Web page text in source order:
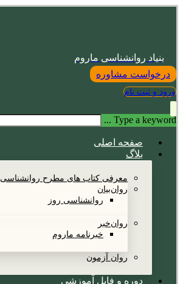
بنیاد روانشناسی ماروم
درخواست مشاوره
ورود و ثبت نام
Type a keyword ...
صفحه اصلی
بلاگ
معرفی کتاب های مطرح روانشناسی
روان‌بیان
روانشناسی روز
روان‌خبر
خبرنامه ماروم
روان آزمون
دوره و فایل آموزشی